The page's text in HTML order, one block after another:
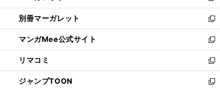
開
く
ウ
で
開
く
ウ
ィ
ン
ド
ウ
で
開
く
し
い
ウ
ィ
ン
ド
ウ
で
別冊マーガレット
新
し
い
ウ
ィ
ン
ド
マンガMee公式サイト
新
し
い
ウ
ィ
リマコミ
新
し
い
ジャンプTOON
新